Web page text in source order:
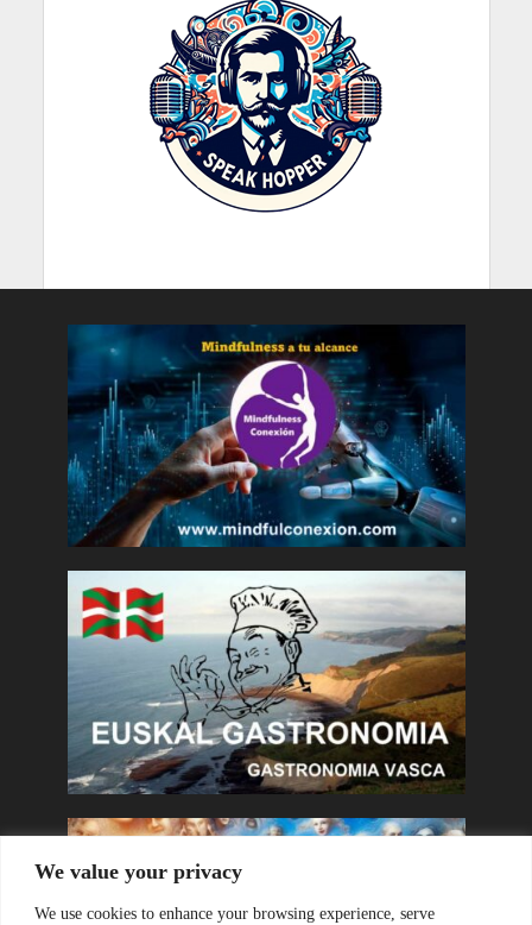
We value your privacy
We use cookies to enhance your browsing experience, serve